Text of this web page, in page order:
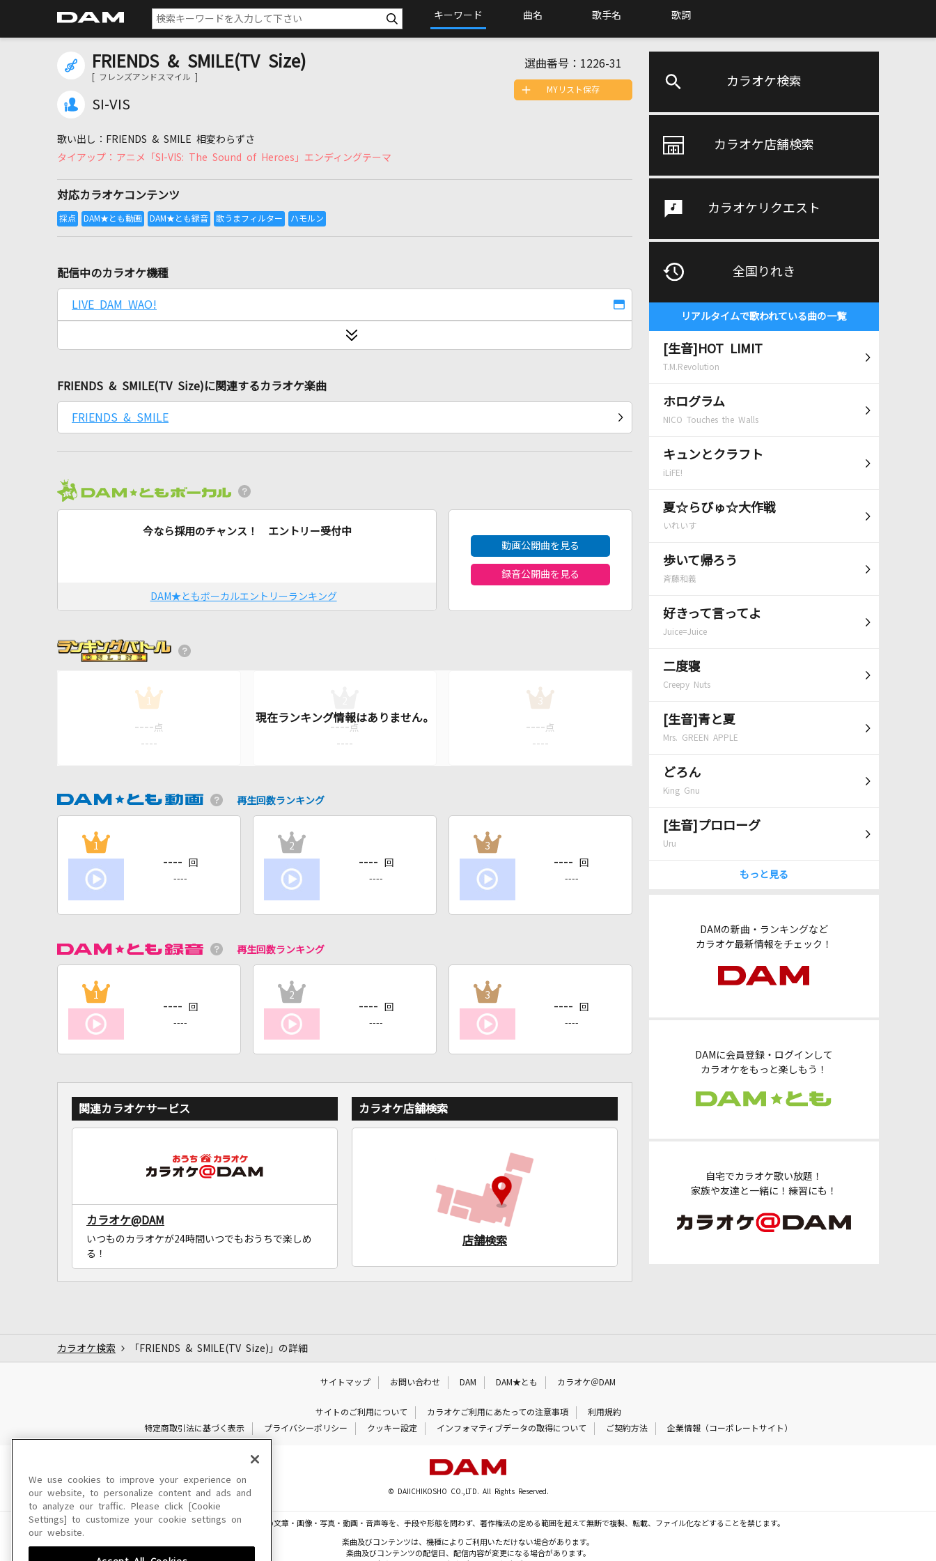
キーワード 曲名 歌手名 歌詞
カラオケ検索
カラオケ店舗検索
カラオケリクエスト
全国りれき
リアルタイムで歌われている曲の一覧
[生音]HOT LIMIT
T.M.Revolution
ホログラム
NICO Touches the Walls
キュンとクラフト
iLiFE!
夏☆らびゅ☆大作戦
いれいす
歩いて帰ろう
斉藤和義
好きって言ってよ
Juice=Juice
二度寝
Creepy Nuts
[生音]青と夏
Mrs. GREEN APPLE
どろん
King Gnu
[生音]プロローグ
Uru
もっと見る
DAMの新曲・ランキングなど
カラオケ最新情報をチェック！
DAMに会員登録・ログインして
カラオケをもっと楽しもう！
自宅でカラオケ歌い放題！
家族や友達と一緒に！練習にも！
FRIENDS & SMILE(TV Size)
[ フレンズアンドスマイル ]
SI-VIS
選曲番号： 1226-31
FRIENDS & SMILE 相変わらずさ
アニメ「SI-VIS: The Sound of Heroes」エンディングテーマ
対応カラオケコンテンツ
MYリスト保存
配信中のカラオケ機種
LIVE DAM WAO!
FRIENDS & SMILE(TV Size)に関連するカラオケ楽曲
FRIENDS & SMILE
今なら採用のチャンス！ エントリー受付中
DAM★ともボーカルエントリーランキング
動画公開曲を見る
録音公開曲を見る
1
---- 点
----
---- 点
----
3
---- 点
----
再生回数ランキング
1
---- 回
----
2
---- 回
----
3
---- 回
----
再生回数ランキング
1
---- 回
----
2
---- 回
----
3
---- 回
----
関連カラオケサービス
カラオケ@DAM
いつものカラオケが24時間いつでもおうちで楽しめ
る！
カラオケ店舗検索
店舗検索
カラオケ検索 「FRIENDS & SMILE(TV Size)」の詳細
サイトマップ お問い合わせ DAM DAM★とも カラオケ＠DAM
サイトのご利用について カラオケご利用にあたっての注意事項
利用規約
特定商取引法に基づく表示
プライバシーポリシー クッキー設定 インフォマティブデータの取得について ご契約方法 企業情報（コーポレートサイト）
© DAIICHIKOSHO CO.,LTD. All Rights Reserved.
このサイトに掲載されている一切の文章・画像・写真・動画・音声等を、手段や形態を問わず、著作権法の定める範囲を超えて無断で複製、転載、ファイル化などすることを禁じます。
楽曲及びコンテンツは、機種によりご利用いただけない場合があります。
楽曲及びコンテンツの配信日、配信内容が変更になる場合があります。
We use cookies to improve your experience on
our website, to personalize content and ads and
to analyze our traffic. Please click [Cookie
Settings] to customize your cookie settings on
our website.